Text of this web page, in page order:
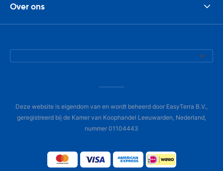
Over ons
Deze website is eigendom van en wordt beheerd door EasyTerra B.V.,
geregistreerd bij de Kamer van Koophandel Leeuwarden, Nederland,
nummer 01104443